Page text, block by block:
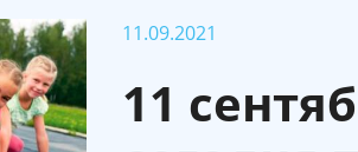
11.09.2021
11